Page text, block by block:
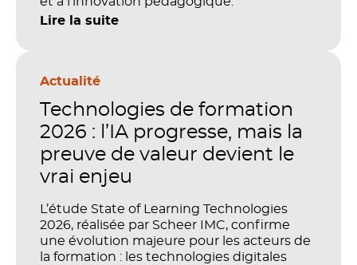
Lire la suite
Actualité
Technologies de formation
2026 : l’IA progresse, mais la
preuve de valeur devient le
vrai enjeu
L’étude State of Learning Technologies
2026, réalisée par Scheer IMC, confirme
une évolution majeure pour les acteurs de
la formation : les technologies digitales